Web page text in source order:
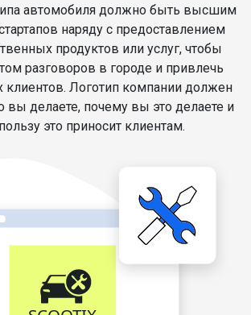
автомобиля должно быть высшим
наряду с предоставлением
продуктов или услуг, чтобы
разговоров в городе и привлечь
клиентов. Логотип компании должен
вы делаете, почему вы это делаете и
это приносит клиентам.